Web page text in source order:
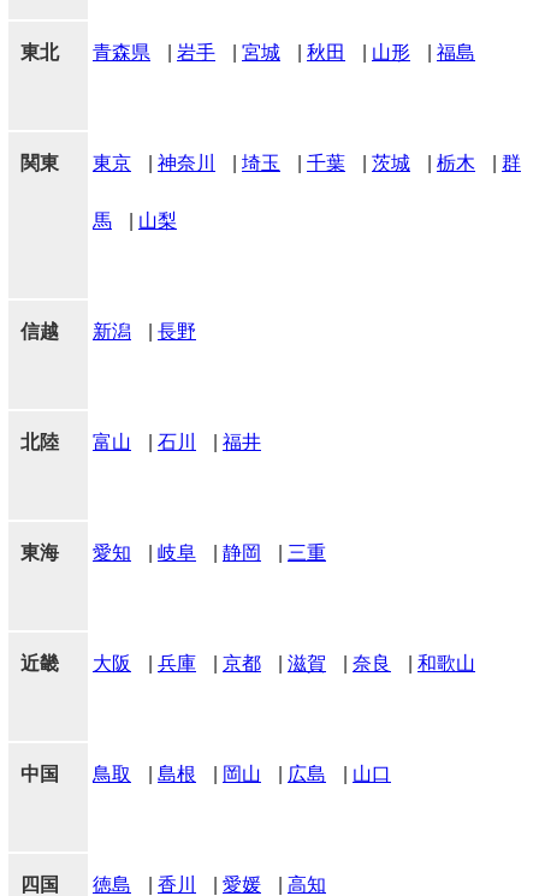
東北 青森県 岩手 宮城 秋田 山形 福島
関東 東京 神奈川 埼玉 千葉 茨城 栃木 群
馬 山梨
信越 新潟 長野
北陸 富山 石川 福井
東海 愛知 岐阜 静岡 三重
近畿 大阪 兵庫 京都 滋賀 奈良 和歌山
中国 鳥取 島根 岡山 広島 山口
四国 徳島 香川 愛媛 高知